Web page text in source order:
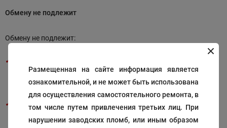
Размещенная на сайте информация является
ознакомительной, и не может быть использована
для осуществления самостоятельного ремонта, в
том числе путем привлечения третьих лиц. При
нарушении заводских пломб, или иным образом
Обмену не подлежит
Обмену не подлежит:
покупателем. (В соответствии со статьей 502 Гражданского
кодекса Российской Федерации)
«гарантийный» товар, т.е. если по гарантии был произведён
обмен и (или) замена товара на новый.